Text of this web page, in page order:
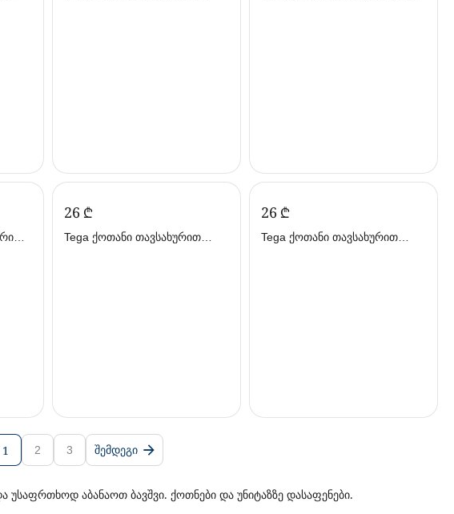
აბანაოთ ბავშვი. ქოთნები და უნიტაზზე დასაფენები.
‍26‍ ₾
Tega ქოთანი თავსახურით
‍26‍ ₾
Tega ქოთანი თავსახურით
1 2 3 ᲨᲔᲛᲓᲔᲒᲘ